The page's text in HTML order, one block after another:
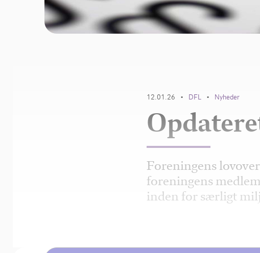
12.01.26 • DFL • Nyheder
Foreningens
foreningens
inden for særligt